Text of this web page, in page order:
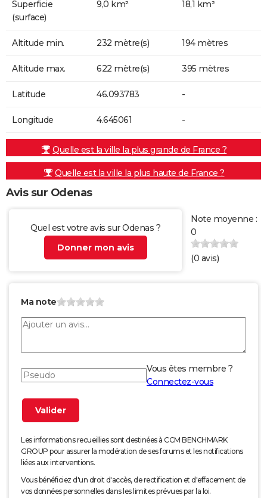
Superficie
(surface)
9,0 km² 18,1 km²
Altitude min. 232 mètre(s) 194 mètres
Altitude max. 622 mètre(s) 395 mètres
Latitude 46.093783 -
Longitude 4.645061 -
Quelle est la ville la plus grande de France ?
Quelle est la ville la plus haute de France ?
Avis sur Odenas
Quel est votre avis sur Odenas ?
Donner mon avis
Note moyenne :
0
(0 avis)
Ma note
Vous êtes membre ?
Connectez-vous
Les informations recueillies sont destinées à CCM BENCHMARK
GROUP pour assurer la modération de ses forums et les notifications
liées aux interventions.
Vous bénéficiez d'un droit d'accès, de rectification et d'effacement de
vos données personnelles dans les limites prévues par la loi.